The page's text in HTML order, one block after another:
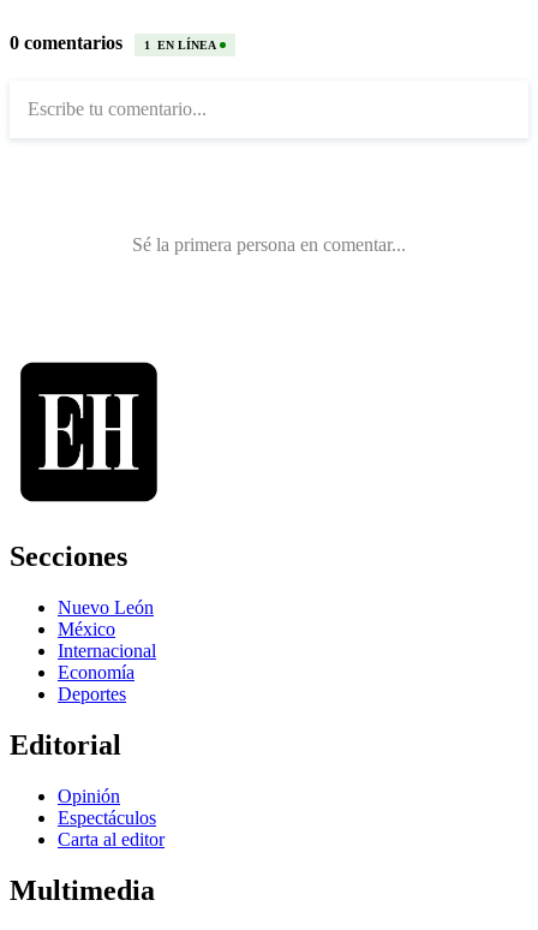
Secciones
Nuevo León
México
Internacional
Economía
Deportes
Editorial
Opinión
Espectáculos
Carta al editor
Multimedia